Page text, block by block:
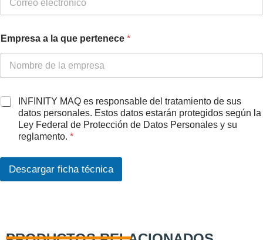
o
m
q
u
Empresa a la que pertenece *
A
d
R
INFINITY MAQ es responsable del tratamiento de sus
datos personales. Estos datos estarán protegidos según la
Ley Federal de Protección de Datos Personales y su
reglamento. *
Descargar ficha técnica